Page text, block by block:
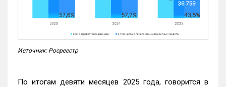
Источник: Росреестр
По итогам девяти месяцев 2025 года, говорится в